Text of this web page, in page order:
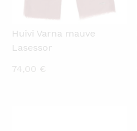
Huivi Varna mauve
Lasessor
74,00 €